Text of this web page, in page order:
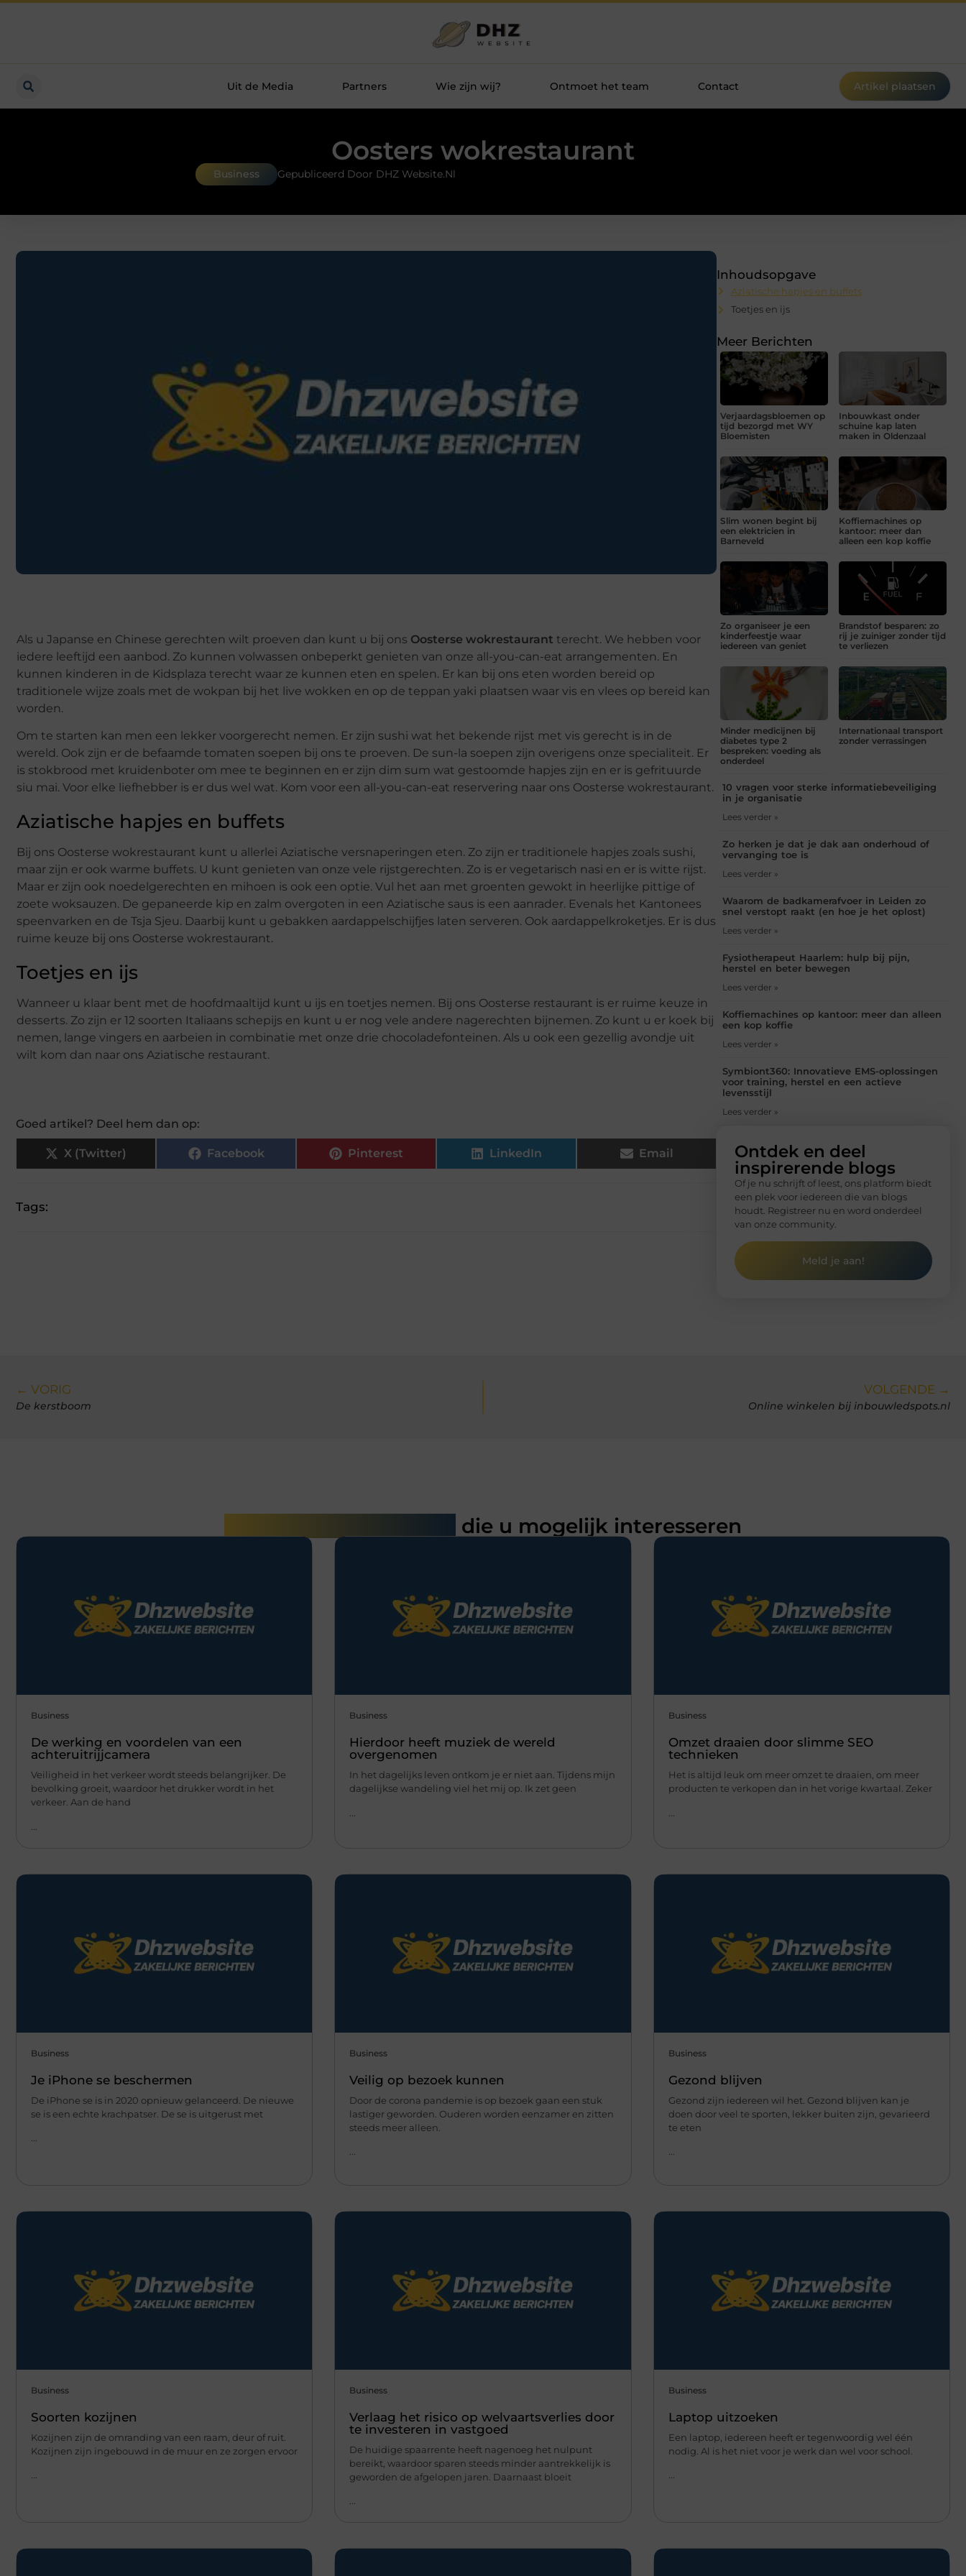
Uit de Media Partners Wie zijn wij? Ontmoet het team Contact Artikel plaatsen
Oosters wokrestaurant
Business Gepubliceerd Door DHZ Website.nl
Als u Japanse en Chinese gerechten wilt proeven dan kunt u bij ons Oosterse wokrestaurant terecht. We hebben voor
iedere leeftijd een aanbod. Zo kunnen volwassen onbeperkt genieten van onze all-you-can-eat arrangementen. En
kunnen kinderen in de Kidsplaza terecht waar ze kunnen eten en spelen. Er kan bij ons eten worden bereid op
traditionele wijze zoals met de wokpan bij het live wokken en op de teppan yaki plaatsen waar vis en vlees op bereid kan
worden.
Om te starten kan men een lekker voorgerecht nemen. Er zijn sushi wat het bekende rijst met vis gerecht is in de
wereld. Ook zijn er de befaamde tomaten soepen bij ons te proeven. De sun-la soepen zijn overigens onze specialiteit. Er
is stokbrood met kruidenboter om mee te beginnen en er zijn dim sum wat gestoomde hapjes zijn en er is gefrituurde
siu mai. Voor elke liefhebber is er dus wel wat. Kom voor een all-you-can-eat reservering naar ons Oosterse wokrestaurant.
Aziatische hapjes en buffets
Bij ons Oosterse wokrestaurant kunt u allerlei Aziatische versnaperingen eten. Zo zijn er traditionele hapjes zoals sushi,
maar zijn er ook warme buffets. U kunt genieten van onze vele rijstgerechten. Zo is er vegetarisch nasi en er is witte rijst.
Maar er zijn ook noedelgerechten en mihoen is ook een optie. Vul het aan met groenten gewokt in heerlijke pittige of
zoete woksauzen. De gepaneerde kip en zalm overgoten in een Aziatische saus is een aanrader. Evenals het Kantonees
speenvarken en de Tsja Sjeu. Daarbij kunt u gebakken aardappelschijfjes laten serveren. Ook aardappelkroketjes. Er is dus
ruime keuze bij ons Oosterse wokrestaurant.
Toetjes en ijs
Wanneer u klaar bent met de hoofdmaaltijd kunt u ijs en toetjes nemen. Bij ons Oosterse restaurant is er ruime keuze in
desserts. Zo zijn er 12 soorten Italiaans schepijs en kunt u er nog vele andere nagerechten bijnemen. Zo kunt u er koek bij
nemen, lange vingers en aarbeien in combinatie met onze drie chocoladefonteinen. Als u ook een gezellig avondje uit
wilt kom dan naar ons Aziatische restaurant.
Goed artikel? Deel hem dan op:
X (Twitter) Facebook Pinterest LinkedIn Email
Tags:
Inhoudsopgave
Aziatische hapjes en buffets
Toetjes en ijs
Meer Berichten
Verjaardagsbloemen op
tijd bezorgd met WY
Bloemisten
Inbouwkast onder
schuine kap laten
maken in Oldenzaal
Slim wonen begint bij
een elektricien in
Barneveld
Koffiemachines op
kantoor: meer dan
alleen een kop koffie
Zo organiseer je een
kinderfeestje waar
iedereen van geniet
Brandstof besparen: zo
rij je zuiniger zonder tijd
te verliezen
Minder medicijnen bij
diabetes type 2
bespreken: voeding als
onderdeel
Internationaal transport
zonder verrassingen
10 vragen voor sterke informatiebeveiliging
in je organisatie
Lees verder »
Zo herken je dat je dak aan onderhoud of
vervanging toe is
Lees verder »
Waarom de badkamerafvoer in Leiden zo
snel verstopt raakt (en hoe je het oplost)
Lees verder »
Fysiotherapeut Haarlem: hulp bij pijn,
herstel en beter bewegen
Lees verder »
Koffiemachines op kantoor: meer dan alleen
een kop koffie
Lees verder »
Symbiont360: Innovatieve EMS-oplossingen
voor training, herstel en een actieve
levensstijl
Lees verder »
Ontdek en deel
inspirerende blogs
Of je nu schrijft of leest, ons platform biedt
een plek voor iedereen die van blogs
houdt. Registreer nu en word onderdeel
van onze community.
Meld je aan!
← VORIG
De kerstboom
VOLGENDE →
Online winkelen bij inbouwledspots.nl
die u mogelijk interesseren
Business
De werking en voordelen van een
achteruitrijjcamera
Veiligheid in het verkeer wordt steeds belangrijker. De
bevolking groeit, waardoor het drukker wordt in het
verkeer. Aan de hand
Business
Hierdoor heeft muziek de wereld
overgenomen
In het dagelijks leven ontkom je er niet aan. Tijdens mijn
dagelijkse wandeling viel het mij op. Ik zet geen
Business
Omzet draaien door slimme SEO
technieken
Het is altijd leuk om meer omzet te draaien, om meer
producten te verkopen dan in het vorige kwartaal. Zeker
Business
Je iPhone se beschermen
De iPhone se is in 2020 opnieuw gelanceerd. De nieuwe
se is een echte krachpatser. De se is uitgerust met
Business
Veilig op bezoek kunnen
Door de corona pandemie is op bezoek gaan een stuk
lastiger geworden. Ouderen worden eenzamer en zitten
steeds meer alleen.
Business
Gezond blijven
Gezond zijn iedereen wil het. Gezond blijven kan je
doen door veel te sporten, lekker buiten zijn, gevarieerd
te eten
Business
Soorten kozijnen
Kozijnen zijn de omranding van een raam, deur of ruit.
Kozijnen zijn ingebouwd in de muur en ze zorgen ervoor
...
Business
Verlaag het risico op welvaartsverlies door
te investeren in vastgoed
De huidige spaarrente heeft nagenoeg het nulpunt
bereikt, waardoor sparen steeds minder aantrekkelijk is
geworden de afgelopen jaren. Daarnaast bloeit
...
Business
Laptop uitzoeken
Een laptop, iedereen heeft er tegenwoordig wel één
nodig. Al is het niet voor je werk dan wel voor school.
...